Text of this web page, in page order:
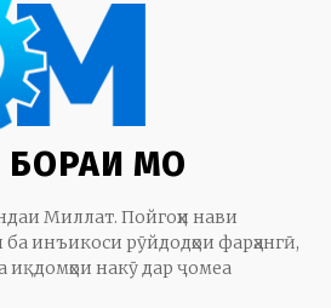
БОРАИ МО
Миллат. Пойгоҳи нави
инъикоси рӯйдодҳои фарҳангӣ,
накӯ дар ҷомеа